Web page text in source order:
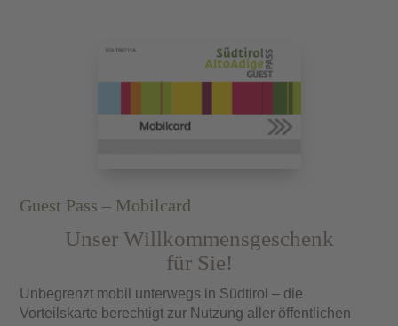
Guest Pass – Mobilcard
Unser Willkommensgeschenk
für Sie!
Unbegrenzt mobil unterwegs in Südtirol – die
Vorteilskarte berechtigt zur Nutzung aller öffentlichen